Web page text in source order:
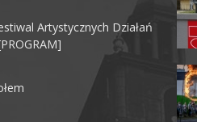
25 01
ckis.kalisz.pl/
Artystycznych Działań